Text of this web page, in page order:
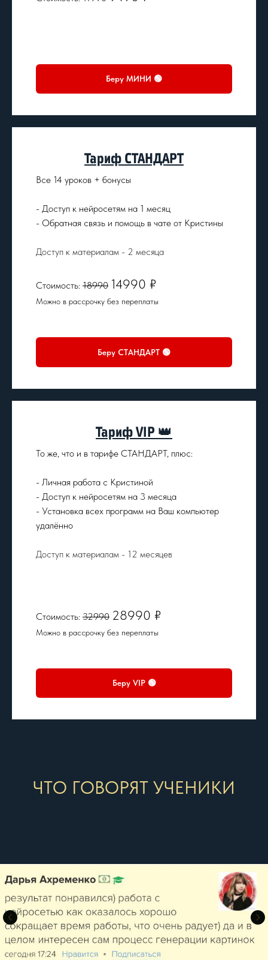
Беру МИНИ 🟢
Тариф СТАНДАРТ
Все 14 уроков + бонусы
- Доступ к нейросетям на 1 месяц
- Обратная связь и помощь в чате от Кристины
Доступ к материалам - 2 месяца
Стоимость: 18990 14990 ₽
Можно в рассрочку без переплаты
Беру СТАНДАРТ 🟢
Тариф VIP 👑
То же, что и в тарифе СТАНДАРТ, плюс:
- Личная работа с Кристиной
- Доступ к нейросетям на 3 месяца
- Установка всех программ на Ваш компьютер
удалённо
Доступ к материалам - 12 месяцев
Стоимость: 32990 28990 ₽
Можно в рассрочку без переплаты
Беру VIP 🟢
ЧТО ГОВОРЯТ УЧЕНИКИ